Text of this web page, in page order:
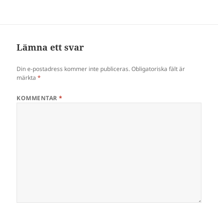
Lämna ett svar
Din e-postadress kommer inte publiceras. Obligatoriska fält är
märkta*
KOMMENTAR*